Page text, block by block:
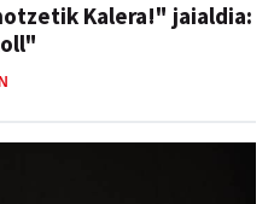
Kalera!" jaialdia: